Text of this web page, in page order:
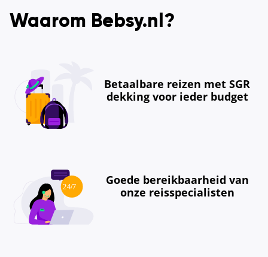
Waarom Bebsy.nl?
Betaalbare reizen met SGR
dekking voor ieder budget
Goede bereikbaarheid van
onze reisspecialisten